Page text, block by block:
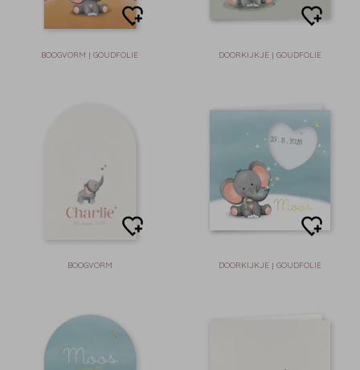
BOOGVORM | GOUDFOLIE DOORKIJKJE | GOUDFOLIE
BOOGVORM DOORKIJKJE | GOUDFOLIE